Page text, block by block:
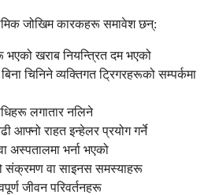
जोखिम कारकहरू समावेश छन्:
भएको खराब नियन्त्रित दम भएको
चिनिने व्यक्तिगत ट्रिगरहरूको सम्पर्कमा
लगातार नलिने
आफ्नो राहत इन्हेलर प्रयोग गर्ने
अस्पतालमा भर्ना भएको
संक्रमण वा साइनस समस्याहरू
जीवन परिवर्तनहरू